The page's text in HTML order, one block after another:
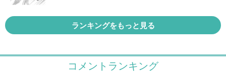
ランキングをもっと見る